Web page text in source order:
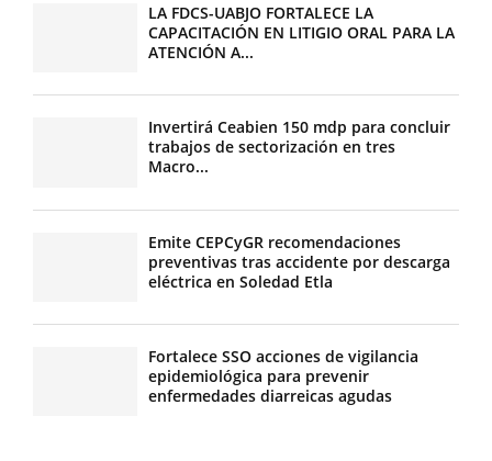
LA FDCS-UABJO FORTALECE LA
CAPACITACIÓN EN LITIGIO ORAL PARA LA
ATENCIÓN A...
Invertirá Ceabien 150 mdp para concluir
trabajos de sectorización en tres
Macro...
Emite CEPCyGR recomendaciones
preventivas tras accidente por descarga
eléctrica en Soledad Etla
Fortalece SSO acciones de vigilancia
epidemiológica para prevenir
enfermedades diarreicas agudas